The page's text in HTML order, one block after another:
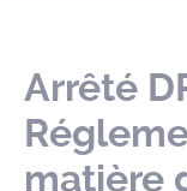
Arrêté
matière